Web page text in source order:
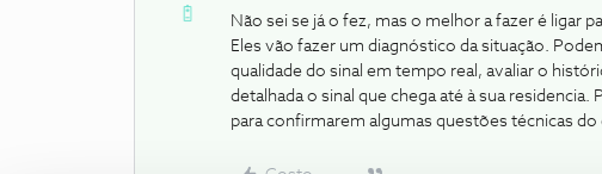
Não sei se já o fez, mas o melhor a fazer é ligar
Eles vão fazer um diagnóstico da situação.
qualidade do sinal em tempo real, avaliar o
detalhada o sinal que chega até à sua
para confirmarem algumas questões técnicas